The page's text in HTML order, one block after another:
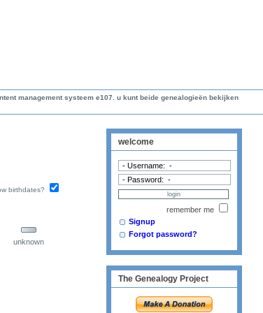
management systeem e107. u kunt beide genealogieën bekijken
birthdates?
unknown
welcome
remember me
Signup
Forgot password?
The Genealogy Project